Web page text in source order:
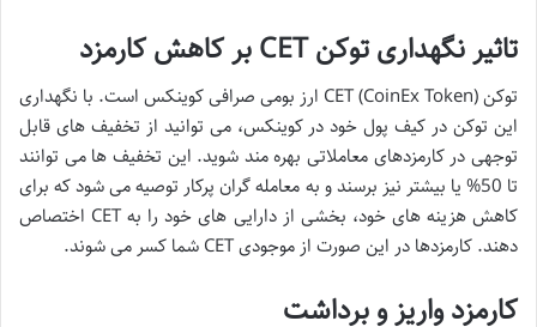
تاثیر نگهداری توکن CET بر کاهش کارمزد
توکن CET (CoinEx Token) ارز بومی صرافی کوینکس است. با نگهداری
این توکن در کیف پول خود در کوینکس، می توانید از تخفیف های قابل
توجهی در کارمزدهای معاملاتی بهره مند شوید. این تخفیف ها می توانند
تا 50% یا بیشتر نیز برسند و به معامله گران پرکار توصیه می شود که برای
کاهش هزینه های خود، بخشی از دارایی های خود را به CET اختصاص
دهند. کارمزدها در این صورت از موجودی CET شما کسر می شوند.
کارمزد واریز و برداشت